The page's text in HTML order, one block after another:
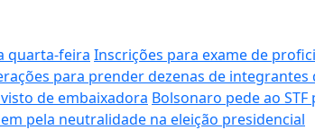
quarta-feira Inscrições para exame de
para prender dezenas de integrantes
de embaixadora Bolsonaro pede ao
pela neutralidade na eleição presidencial